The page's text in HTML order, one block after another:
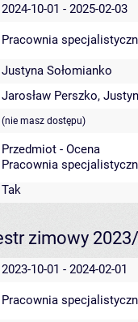
2024-10-01 - 2025-02-03
Pracownia
Justyna Sołomianko
Jarosław Perszko,
(nie masz dostępu)
Przedmiot - Ocena
Pracownia
Tak
zimowy
2023-10-01 - 2024-02-01
Pracownia